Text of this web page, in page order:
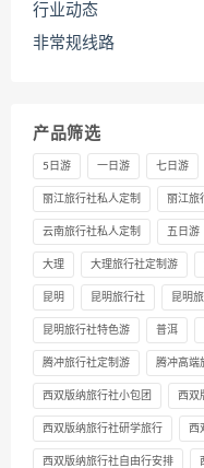
行业动态
非常规线路
产品筛选
5日游 一日游 七日游
丽江旅行社私人定制 丽江旅
云南旅行社私人定制 五日游
大理 大理旅行社定制游
昆明 昆明旅行社 昆明
昆明旅行社特色游 普洱
腾冲旅行社定制游 腾冲高端
西双版纳旅行社小包团 西双
西双版纳旅行社研学旅行 西
西双版纳旅行社自由行安排